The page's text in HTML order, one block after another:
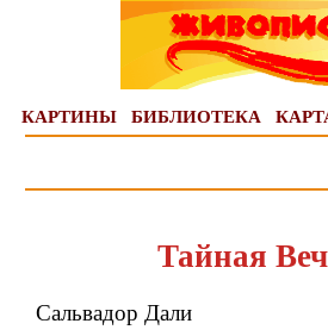
КАРТИНЫ БИБЛИОТЕКА
Тайная
Сальвадор Дали